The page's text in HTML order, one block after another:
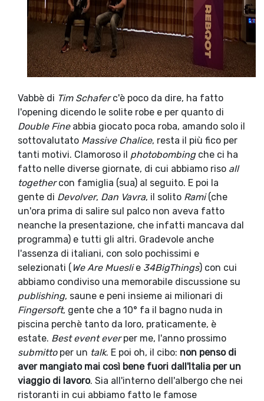
Vabbè di Tim Schaferc'è poco da dire, ha fatto
l'opening dicendo le solite robe e per quanto di
Double Fineabbia giocato poca roba, amando solo il
sottovalutato Massive Chalice, resta il più fico per
tanti motivi. Clamoroso il photobombing che ci ha
fatto nelle diverse giornate, di cui abbiamo riso all
togethercon famiglia (sua) al seguito. E poi la
gente di Devolver, Dan Vavra, il solito Rami(che
un'ora prima di salire sul palco non aveva fatto
neanche la presentazione, che infatti mancava dal
programma) e tutti gli altri. Gradevole anche
l'assenza di italiani, con solo pochissimi e
selezionati ( We Are Mueslie 34BigThings) con cui
abbiamo condiviso una memorabile discussione su
publishing, saune e peni insieme ai milionari di
Fingersoft, gente che a 10° fa il bagno nuda in
piscina perchè tanto da loro, praticamente, è
estate. Best event everper me, l'anno prossimo
submittoper un talk. E poi oh, il cibo: non penso di
aver mangiato mai così bene fuori dall'Italia per un
viaggio di lavoro. Sia all'interno dell'albergo che nei
ristoranti in cui abbiamo fatto le famose